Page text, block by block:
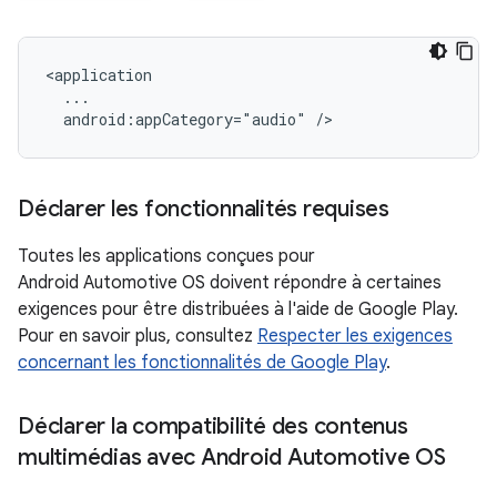
android:appCategory="audio"
Déclarer les fonctionnalités requises
Toutes les applications conçues pour
Android Automotive OS doivent répondre à certaines
exigences pour être distribuées à l'aide de Google Play.
Pour en savoir plus, consultez Respecter les exigences
concernant les fonctionnalités de Google Play.
Déclarer la compatibilité des contenus
multimédias avec Android Automotive OS